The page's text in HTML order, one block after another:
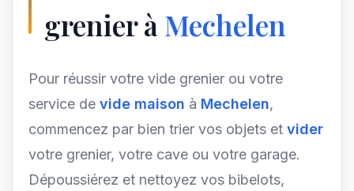
grenier àMechelen
Pour réussir votre vide grenier ou votre
service de vide maison à Mechelen,
commencez par bien trier vos objets et vider
votre grenier, votre cave ou votre garage.
Dépoussiérez et nettoyez vos bibelots,